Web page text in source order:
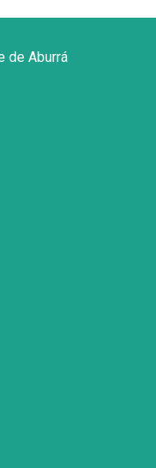
de Aburrá